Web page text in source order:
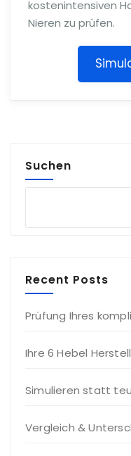
kostenintensiven
Nieren zu prüfen.
Suchen
Recent Posts
Prüfung Ihres
Ihre 6 Hebel
Simulieren statt
Vergleich &